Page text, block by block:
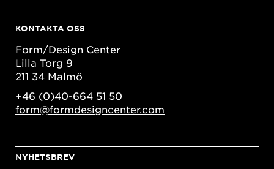
KONTAKTA OSS
Form/Design Center
Lilla Torg 9
211 34 Malmö
+46 (0)40-664 51 50
form@formdesigncenter.com
NYHETSBREV